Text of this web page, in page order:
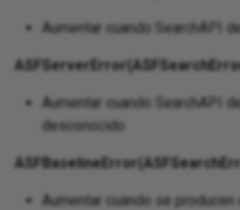
Wildcard Queries
Videos Tutoriales
Código Fuente
Aumentar cuando SearchAPI
Aumentar cuando SearchAPI
desconocido
Aumentar cuando se